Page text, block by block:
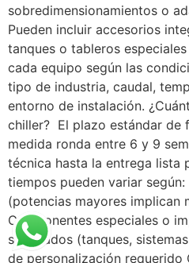
sobredimensionamientos o
Pueden incluir accesorios
tanques o tableros
cada equipo según las
tipo de industria, caudal,
entorno de instalación.
chiller? El plazo estándar de
medida ronda entre 6 y 9
técnica hasta la entrega lista
tiempos pueden variar
(potencias mayores implican
Componentes especiales o
solicitados (tanques,
de personalización